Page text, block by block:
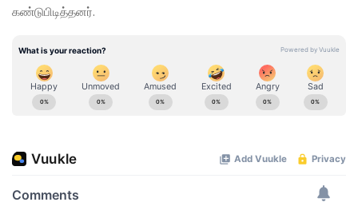
கண்டுபிடித்தனர்.